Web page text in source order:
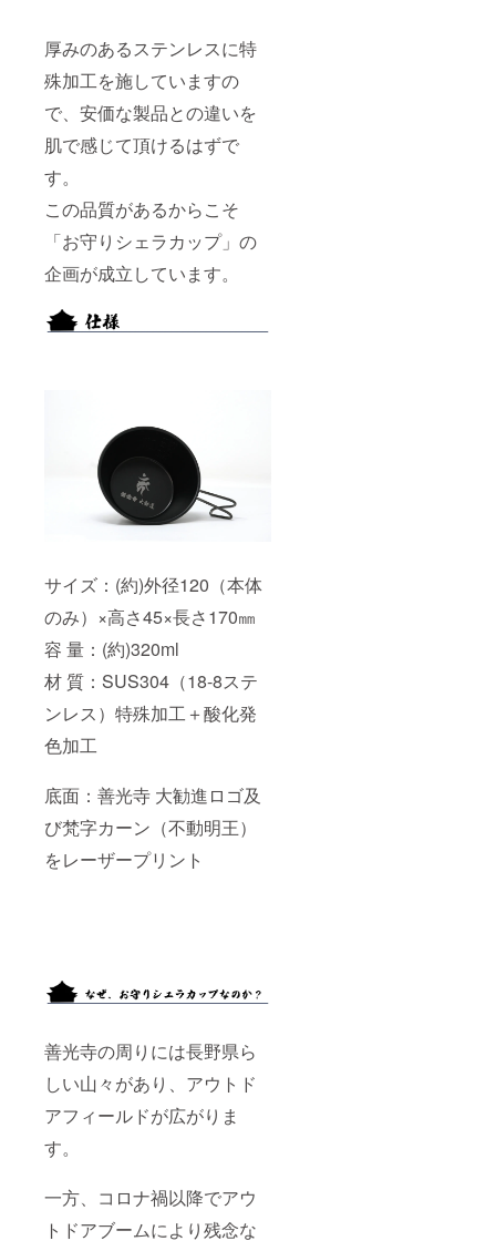
厚みのあるステンレスに特
殊加工を施していますの
で、安価な製品との違いを
肌で感じて頂けるはずで
す。
この品質があるからこそ
「お守りシェラカップ」の
企画が成立しています。
サイズ：(約)外径120（本体
のみ）×高さ45×長さ170㎜
容 量：(約)320ml
材 質：SUS304（18-8ステ
ンレス）特殊加工＋酸化発
色加工
底面：善光寺 大勧進ロゴ及
び梵字カーン（不動明王）
をレーザープリント
善光寺の周りには長野県ら
しい山々があり、アウトド
アフィールドが広がりま
す。
一方、コロナ禍以降でアウ
トドアブームにより残念な